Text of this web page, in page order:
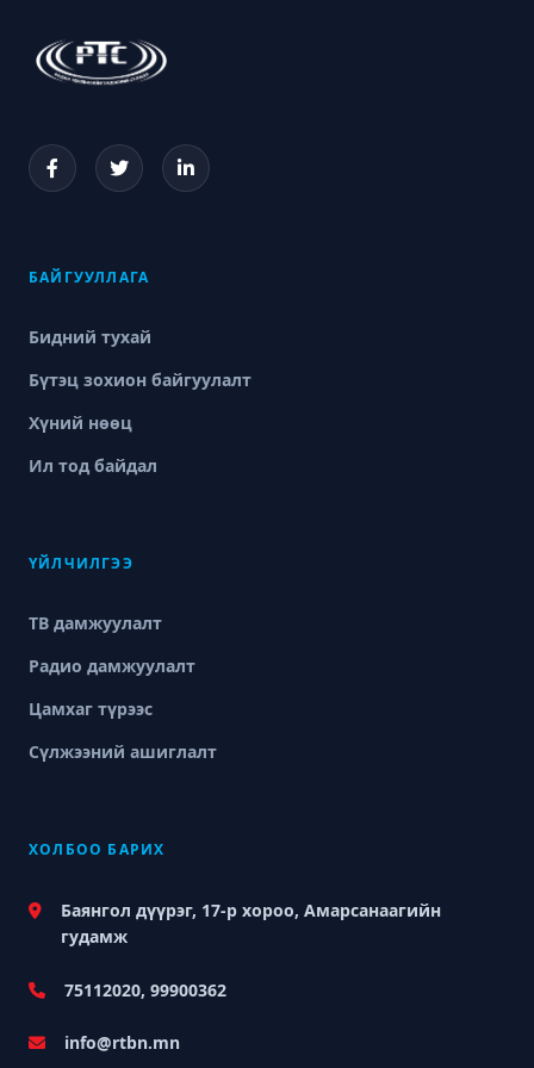
БАЙГУУЛЛАГА
Бидний тухай
Бүтэц зохион байгуулалт
Хүний нөөц
Ил тод байдал
ҮЙЛЧИЛГЭЭ
ТВ дамжуулалт
Радио дамжуулалт
Цамхаг түрээс
Сүлжээний ашиглалт
ХОЛБОО БАРИХ
Баянгол дүүрэг, 17-р хороо, Амарсанаагийн
гудамж
75112020, 99900362
info@rtbn.mn